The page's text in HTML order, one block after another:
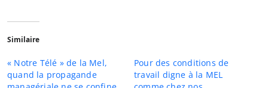
Similaire
« Notre Télé » de la Mel,
quand la propagande
Pour des conditions de
travail digne à la MEL